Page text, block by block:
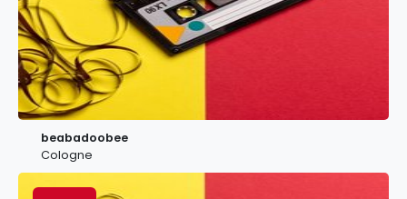
beabadoobee
Cologne